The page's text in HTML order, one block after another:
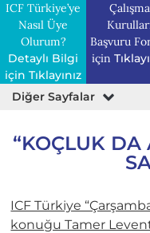
ICF Türkiye’ye
Nasıl Üye
Olurum?
Detaylı Bilgi
için Tıklayınız
Çalışma
Başvuru
için
Diğer Sayfalar
“KOÇLUK DA
ICF Türkiye
konuğu Tamer